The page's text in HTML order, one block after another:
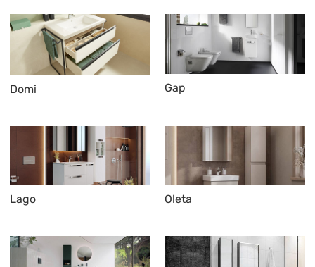
Domi Gap
Lago Oleta